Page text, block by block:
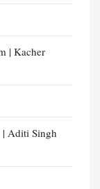
| Kacher
| Aditi Singh